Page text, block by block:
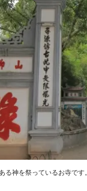
る神を祭っているお寺で